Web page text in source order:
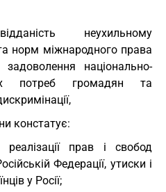
неухильному
норм міжнародного права
національно-
потреб громадян та
констатує:
реалізації прав і свобод
Федерації, утиски і
у Росії;